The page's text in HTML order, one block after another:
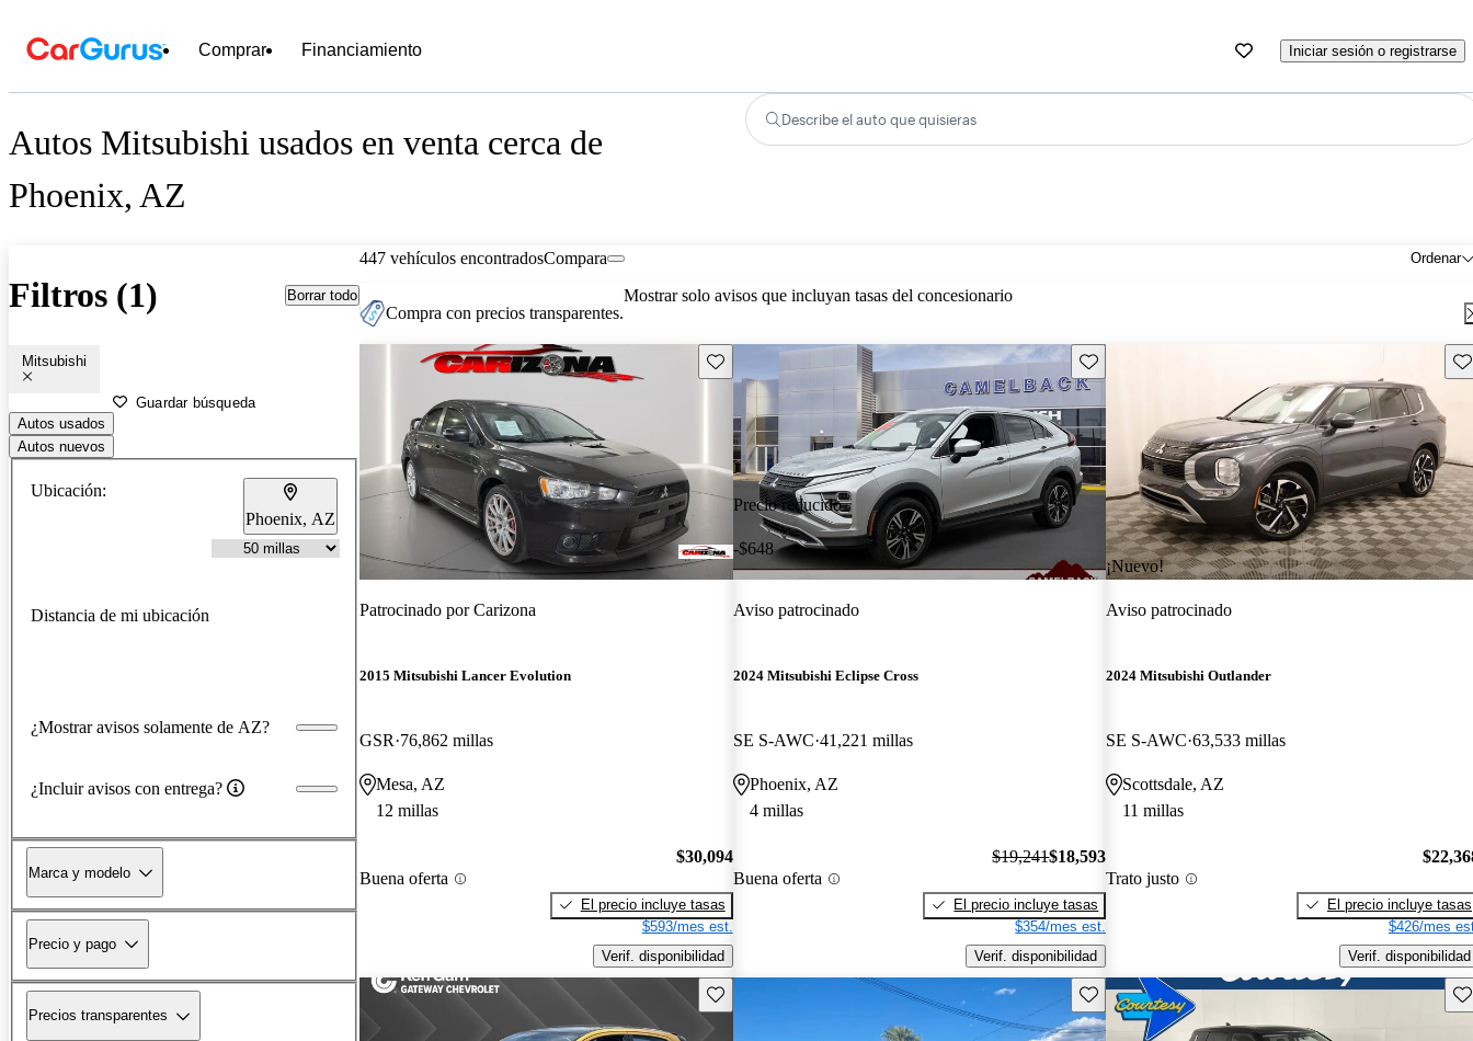
Comprar Financiamiento Iniciar sesión o registrarse
Autos Mitsubishi usados en venta cerca de
Phoenix, AZ
Describe el auto que quisieras
Filtros (1) Borrar todo
Mitsubishi
Guardar búsqueda
Autos usados
Autos nuevos
Ubicación:
Phoenix, AZ
Distancia de mi ubicación
¿Mostrar avisos solamente de AZ?
¿Incluir avisos con entrega?
Marca y modelo
Precio y pago
Precios transparentes
447 vehículos encontrados Ordenar
Compara
Compra con precios transparentes.
Mostrar solo avisos que incluyan tasas del concesionario
Guarda este Aviso
Patrocinado porCarizona
2015 Mitsubishi Lancer Evolution
GSR 76,862 millas
Mesa, AZ
12 millas
Buena oferta
$30,094
El precio incluye tasas
$593/mes est.
Verif. disponibilidad
Precio reducido
-$648
Guarda este Aviso
Aviso patrocinado
2024 Mitsubishi Eclipse Cross
SE S-AWC 41,221 millas
Phoenix, AZ
4 millas
Buena oferta
$19,241$18,593
El precio incluye tasas
$354/mes est.
Verif. disponibilidad
¡Nuevo!
Aviso patrocinado
2024 Mitsubishi Outlander
SE S-AWC 63,533 millas
Scottsdale, AZ
11 millas
Trato justo
El precio incluye tasas
$426/mes
Verif. disponibilidad
Guarda este Aviso Guarda este Aviso